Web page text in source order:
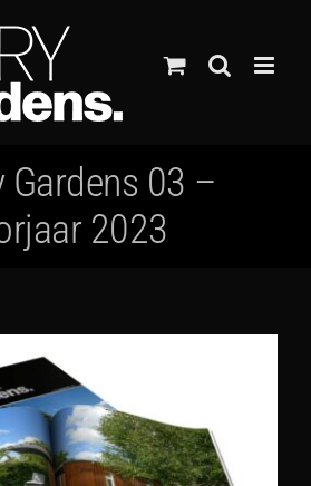
Gardens 03 –
2023